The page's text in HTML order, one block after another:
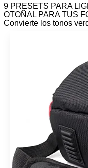
9 PRESETS PARA
OTOÑAL PARA TUS
Convierte los tonos